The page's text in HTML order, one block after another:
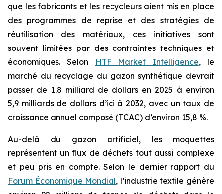
que les fabricants et les recycleurs aient mis en place
des programmes de reprise et des stratégies de
réutilisation des matériaux, ces initiatives sont
souvent limitées par des contraintes techniques et
économiques. Selon
HTF Market Intelligence, le
marché du recyclage du gazon synthétique devrait
passer de 1,8 milliard de dollars en 2025 à environ
5,9 milliards de dollars d’ici à 2032, avec un taux de
croissance annuel composé (TCAC) d’environ 15,8 %.
Au-delà du gazon artificiel, les moquettes
représentent un flux de déchets tout aussi complexe
et peu pris en compte. Selon le dernier rapport du
Forum Économique Mondial, l’industrie textile génère